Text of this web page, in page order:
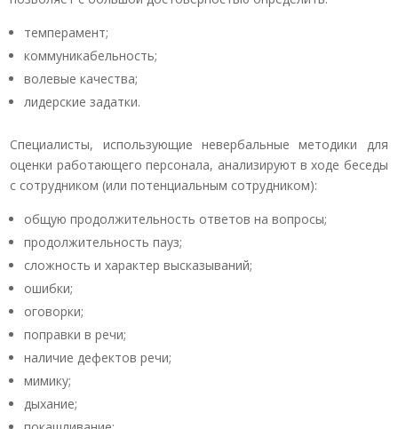
темперамент;
коммуникабельность;
волевые качества;
лидерские задатки.
Специалисты, использующие невербальные методики для
оценки работающего персонала, анализируют в ходе беседы
с сотрудником (или потенциальным сотрудником):
общую продолжительность ответов на вопросы;
продолжительность пауз;
сложность и характер высказываний;
ошибки;
оговорки;
поправки в речи;
наличие дефектов речи;
мимику;
дыхание;